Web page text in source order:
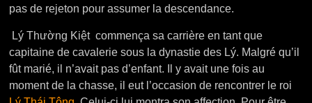
pas de rejeton pour assumer la descendance.
Lý Thường Kiệt commença sa carrière en tant que
capitaine de cavalerie sous la dynastie des Lý. Malgré qu’il
fût marié, il n’avait pas d’enfant. Il y avait une fois au
moment de la chasse, il eut l’occasion de rencontrer le roi